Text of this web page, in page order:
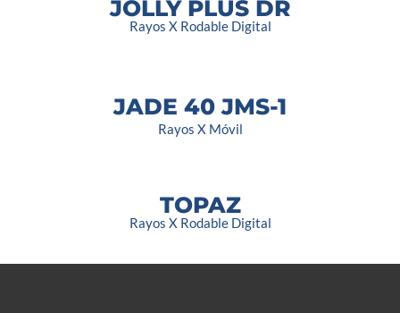
JOLLY PLUS DR
Rayos X Rodable Digital
JADE 40 JMS-1
Rayos X Móvil
TOPAZ
Rayos X Rodable Digital